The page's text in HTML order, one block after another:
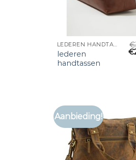
LEDEREN HANDTASSEN
lederen
handtassen
€
€
Aanbieding!